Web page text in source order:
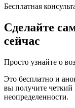
Бесплатная
Сделайте
сейчас
Просто узнайте о
Это бесплатно и
вы получите четкий
неопределенности.